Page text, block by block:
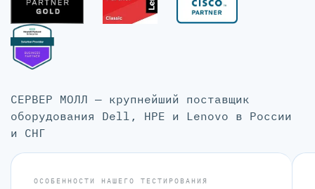
СЕРВЕР МОЛЛ — крупнейший поставщик
оборудования Dell, HPE и Lenovo в России
и СНГ
ОСОБЕННОСТИ НАШЕГО ТЕСТИРОВАНИЯ